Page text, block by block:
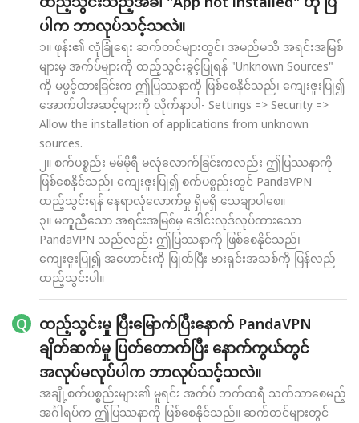
ပါက ဘာလုပ်သင့်သလဲ။
၁။ ဖုန်း၏ လုံခြုံရေး ဆက်တင်များတွင်၊ အမည်မသိ အရင်းအမြစ်
များမှ အက်ပ်များကို ထည့်သွင်းခွင့်ပြုရန် "Unknown Sources"
ကို မဖွင့်ထားခြင်းက ဤပြဿနာကို ဖြစ်စေနိုင်သည်၊ ကျေးဇူးပြု၍
အောက်ပါအဆင့်များကို လိုက်နာပါ- Settings => Security =>
Allow the installation of applications from unknown
sources.
၂။ စက်ပစ္စည်း မမ်မိုရီ မလုံလောက်ခြင်းကလည်း ဤပြဿနာကို
ဖြစ်စေနိုင်သည်၊ ကျေးဇူးပြု၍ စက်ပစ္စည်းတွင် PandaVPN
ထည့်သွင်းရန် နေရာလုံလောက်မှု ရှိမရှိ သေချာပါစေ။
၃။ မတူညီသော အရင်းအမြစ်မှ ဒေါင်းလုဒ်လုပ်ထားသော
PandaVPN သည်လည်း ဤပြဿနာကို ဖြစ်စေနိုင်သည်၊
ကျေးဇူးပြု၍ အဟောင်းကို ဖြုတ်ပြီး ဗားရှင်းအသစ်ကို ပြန်လည်
ထည့်သွင်းပါ။
ထည့်သွင်းမှု ပြီးမြောက်ပြီးနောက် PandaVPN
ချိတ်ဆက်မှု ပြတ်တောက်ပြီး နောက်ကွယ်တွင်
အလုပ်မလုပ်ပါက ဘာလုပ်သင့်သလဲ။
အချို့စက်ပစ္စည်းများ၏ မူရင်း အက်ပ် ဘက်ထရီ သက်သာစေမည့်
အင်္ဂါရပ်က ဤပြဿနာကို ဖြစ်စေနိုင်သည်။ ဆက်တင်များတွင်